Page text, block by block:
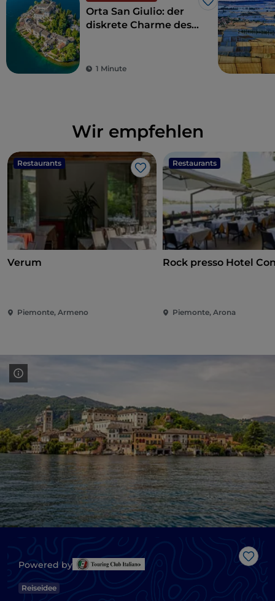
Like
Orta San Giulio: der
diskrete Charme des
1 Minute
Wir empfehlen
Restaurants
Like
Verum
Piemonte, Armeno
Restaurants
Rock presso Hotel
Piemonte, Arona
Like
Powered by
Reiseidee